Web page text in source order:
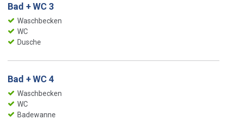
Bad + WC 3
Waschbecken
WC
Dusche
Bad + WC 4
Waschbecken
WC
Badewanne